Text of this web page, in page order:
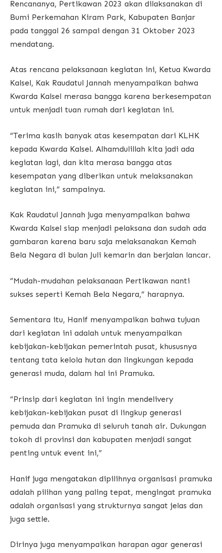
Rencananya, Pertikawan 2023 akan dilaksanakan di
Bumi Perkemahan Kiram Park, Kabupaten Banjar
pada tanggal 26 sampai dengan 31 Oktober 2023
mendatang.
Atas rencana pelaksanaan kegiatan ini, Ketua Kwarda
Kalsel, Kak Raudatul Jannah menyampaikan bahwa
Kwarda Kalsel merasa bangga karena berkesempatan
untuk menjadi tuan rumah dari kegiatan ini.
“Terima kasih banyak atas kesempatan dari KLHK
kepada Kwarda Kalsel. Alhamdulillah kita jadi ada
kegiatan lagi, dan kita merasa bangga atas
kesempatan yang diberikan untuk melaksanakan
kegiatan ini,” sampainya.
Kak Raudatul Jannah juga menyampaikan bahwa
Kwarda Kalsel siap menjadi pelaksana dan sudah ada
gambaran karena baru saja melaksanakan Kemah
Bela Negara di bulan Juli kemarin dan berjalan lancar.
“Mudah-mudahan pelaksanaan Pertikawan nanti
sukses seperti Kemah Bela Negara,” harapnya.
Sementara itu, Hanif menyampaikan bahwa tujuan
dari kegiatan ini adalah untuk menyampaikan
kebijakan-kebijakan pemerintah pusat, khususnya
tentang tata kelola hutan dan lingkungan kepada
generasi muda, dalam hal ini Pramuka.
“Prinsip dari kegiatan ini ingin mendelivery
kebijakan-kebijakan pusat di lingkup generasi
pemuda dan Pramuka di seluruh tanah air. Dukungan
tokoh di provinsi dan kabupaten menjadi sangat
penting untuk event ini,”
Hanif juga mengatakan dipilihnya organisasi pramuka
adalah pilihan yang paling tepat, mengingat pramuka
adalah organisasi yang strukturnya sangat jelas dan
juga settle.
Dirinya juga menyampaikan harapan agar generasi